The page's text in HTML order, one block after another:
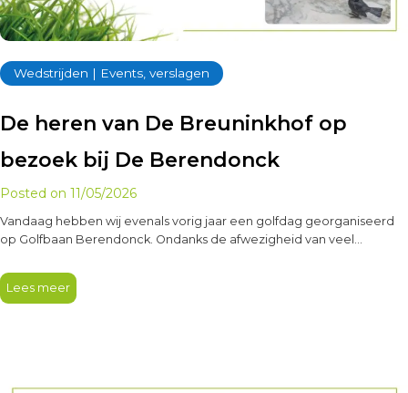
Wedstrijden | Events, verslagen
De heren van De Breuninkhof op
bezoek bij De Berendonck
Posted on 11/05/2026
Vandaag hebben wij evenals vorig jaar een golfdag georganiseerd
op Golfbaan Berendonck. Ondanks de afwezigheid van veel
Lees meer